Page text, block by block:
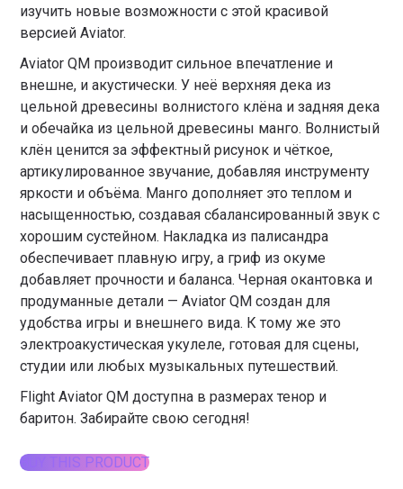
изучить новые возможности с этой красивой
версией Aviator.
Aviator QM производит сильное впечатление и
внешне, и акустически. У неё верхняя дека из
цельной древесины волнистого клёна и задняя дека
и обечайка из цельной древесины манго. Волнистый
клён ценится за эффектный рисунок и чёткое,
артикулированное звучание, добавляя инструменту
яркости и объёма. Манго дополняет это теплом и
насыщенностью, создавая сбалансированный звук с
хорошим сустейном. Накладка из палисандра
обеспечивает плавную игру, а гриф из окуме
добавляет прочности и баланса. Черная окантовка и
продуманные детали — Aviator QM создан для
удобства игры и внешнего вида. К тому же это
электроакустическая укулеле, готовая для сцены,
студии или любых музыкальных путешествий.
Flight Aviator QM доступна в размерах тенор и
баритон. Забирайте свою сегодня!
BUY THIS PRODUCT